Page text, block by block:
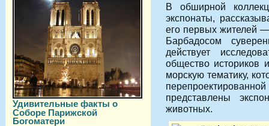
Удивительные факты о
Соборе Парижской
Богоматери
В обширной
экспонаты,
его первых жителей
Барбадосом
действует
общество историков
морскую тематику,
представлены
животных.